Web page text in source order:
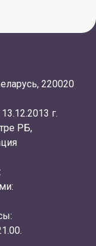
220020
г.
РБ,